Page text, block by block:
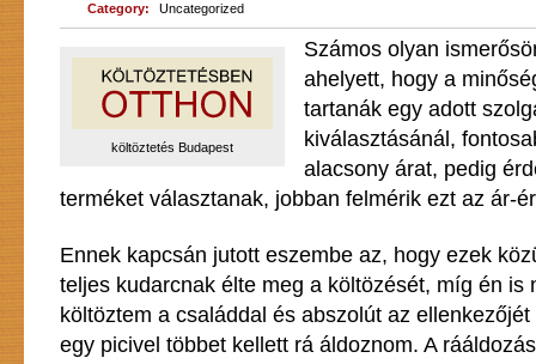
Category: Uncategorized
költöztetés Budapest
Számos olyan
ahelyett, hogy a
tartanák egy adott
kiválasztásánál,
alacsony árat, pedig
terméket választanak, jobban felmérik ezt az ár-
Ennek kapcsán jutott eszembe az, hogy ezek
teljes kudarcnak élte meg a költözését, míg én is
költöztem a családdal és abszolút az
egy picivel többet kellett rá áldoznom. A